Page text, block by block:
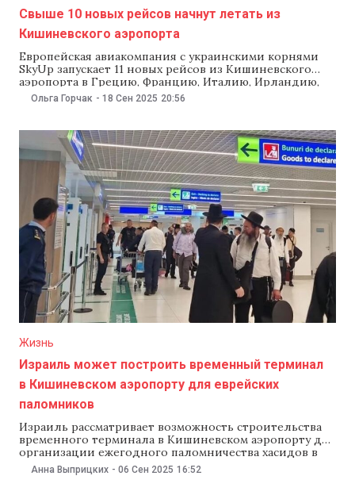
Свыше 10 новых рейсов начнут летать из
Кишиневского аэропорта
Европейская авиакомпания с украинскими корнями
SkyUp запускает 11 новых рейсов из Кишиневского
аэропорта в Грецию, Францию, Италию, Ирландию,
Швейцарию, Грузию и Испанию, включая остров
Тенерифе. Большую часть новых прямых рейсов
маршрута: в Тбилиси (Грузия) и Дублин (Ирландия) —
начнут работу в этом году.
Ольга Горчак - 18 Сен 2025 20:56
Жизнь
Израиль может построить временный терминал
в Кишиневском аэропорту для еврейских
паломников
Израиль рассматривает возможность строительства
временного терминала в Кишиневском аэропорту для
организации ежегодного паломничества хасидов в
Умань. Об этом 5 сентября сообщило издание The
Jerusalem Post.По информации источника, терминал
Анна Выприцких - 06 Сен 2025 16:52